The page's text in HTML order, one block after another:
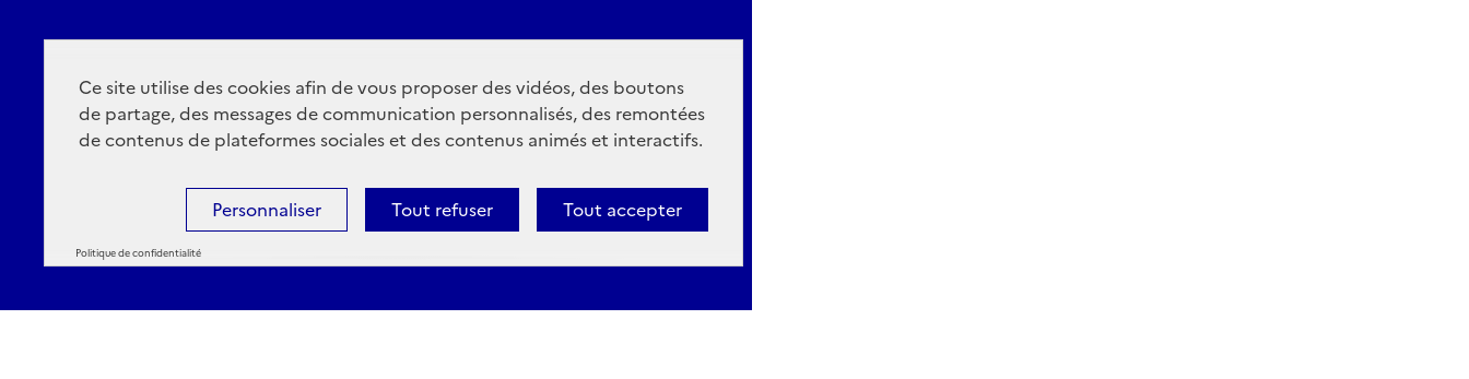
Ce site utilise des cookies afin de vous proposer des vidéos, des boutons
de partage, des messages de communication personnalisés, des remontées
de contenus de plateformes sociales et des contenus animés et interactifs.
Tout accepter
Tout refuser
Personnaliser
Politique de confidentialité